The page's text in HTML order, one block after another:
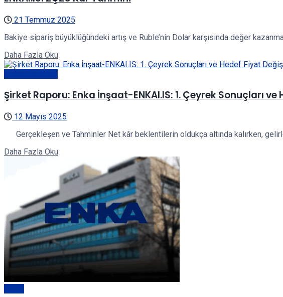
21 Temmuz 2025
Bakiye sipariş büyüklüğündeki artış ve Ruble’nin Dolar karşısında değer
Daha Fazla Oku
Şirket Raporu: Enka İnşaat-ENKAI.IS: 1. Çeyrek Sonuçları
12 Mayıs 2025
Gerçekleşen ve Tahminler Net kâr beklentilerin oldukça altında kalırken,
Daha Fazla Oku